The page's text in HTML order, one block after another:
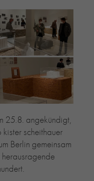
25.8. angekündigt,
scheithauer
Berlin gemeinsam